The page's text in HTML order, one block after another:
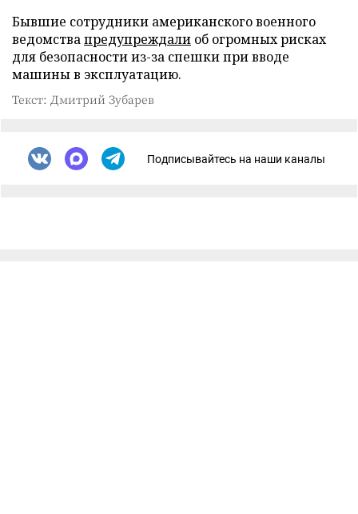
Бывшие сотрудники американского военного
ведомствапредупреждали об огромных рисках
для безопасности из-за спешки при вводе
машины в эксплуатацию.
Текст: Дмитрий Зубарев
Подписывайтесь на наши каналы